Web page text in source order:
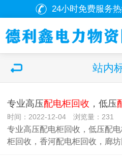
24小时免费服务热
站内
专业高压配电柜回收 ，低压
时间：2022-12-04 浏览量：231
专业高压配电柜回收，低压配
柜回收，香河配电柜回收，廊